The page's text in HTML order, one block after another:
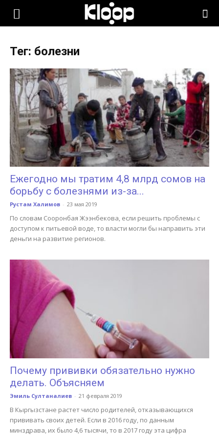
KLOOP.KG
Новости
Кыргызстана
Тег: болезни
Ежегодно мы тратим 4,8 млрд сомов на
борьбу с болезнями из-за...
Рустам Халимов - 23 мая 2019
По словам Сооронбая Жээнбекова, если решить проблемы с
доступом к питьевой воде, то власти могли бы направить эти
деньги на развитие регионов.
Почему прививки обязательно нужно
делать. Объясняем
Эмиль Султаналиев - 21 февраля 2019
В Кыргызстане растет число родителей, отказывающихся
прививать своих детей. Если в 2016 году, по данным
минздрава, их было 4,6 тысячи, то в 2017 году эта цифра